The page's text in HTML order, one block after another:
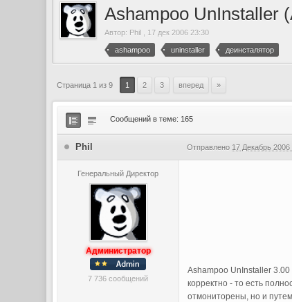
Ashampoo UnInstaller
Автор: Phil 17 дек 2006 23:30
ashampoo uninstaller деинсталятор
Страница 1 из 9 1 2 3 вперед »
Сообщений в теме: 165
Phil Отправлено 17 Декабрь 2006
Генеральный Директор
Администратор
7 736 сообщений
Ashampoo UnInstaller
корректно - то есть
отмониторены, но и